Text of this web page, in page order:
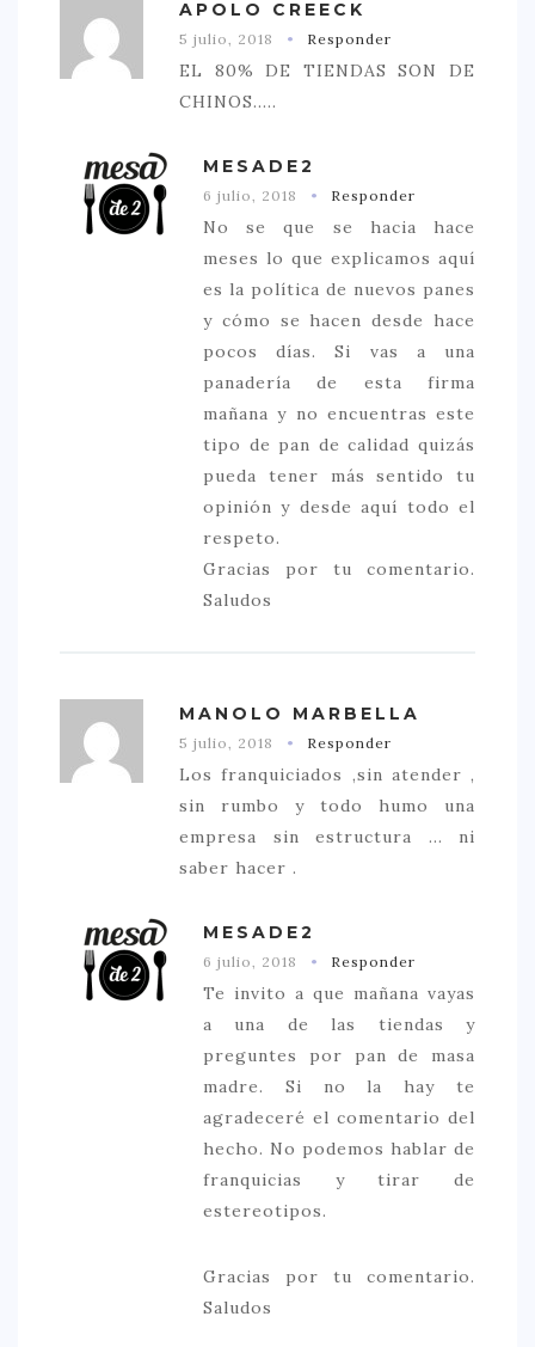
APOLO CREECK
5 julio, 2018 Responder
EL 80% DE TIENDAS SON DE
CHINOS.....
MESADE2
6 julio, 2018 Responder
No se que se hacia hace
meses lo que explicamos aquí
es la política de nuevos panes
y cómo se hacen desde hace
pocos días. Si vas a una
panadería de esta firma
mañana y no encuentras este
tipo de pan de calidad quizás
pueda tener más sentido tu
opinión y desde aquí todo el
respeto.
Gracias por tu comentario.
Saludos
MANOLO MARBELLA
5 julio, 2018 Responder
Los franquiciados ,sin atender ,
sin rumbo y todo humo una
empresa sin estructura ... ni
saber hacer .
MESADE2
6 julio, 2018 Responder
Te invito a que mañana vayas
a una de las tiendas y
preguntes por pan de masa
madre. Si no la hay te
agradeceré el comentario del
hecho. No podemos hablar de
franquicias y tirar de
estereotipos.
Gracias por tu comentario.
Saludos